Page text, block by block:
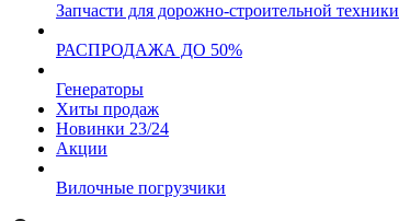
Запчасти для дорожно-строительной техники
РАСПРОДАЖА ДО 50%
Генераторы
Хиты продаж
Новинки 23/24
Акции
Вилочные погрузчики